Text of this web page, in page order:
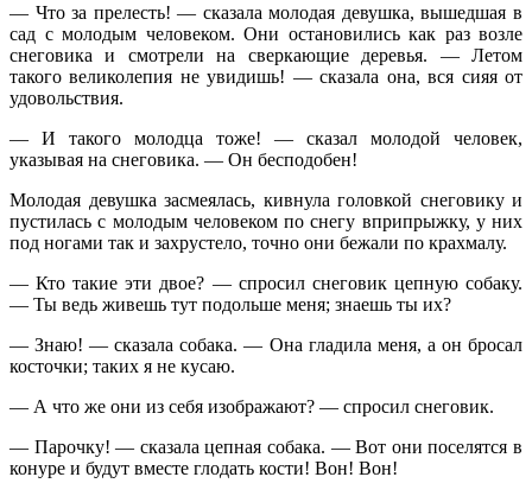
— Что за прелесть! — сказала молодая девушка, вышедшая в
сад с молодым человеком. Они остановились как раз возле
снеговика и смотрели на сверкающие деревья. — Летом
такого великолепия не увидишь! — сказала она, вся сияя от
удовольствия.
— И такого молодца тоже! — сказал молодой человек,
указывая на снеговика. — Он бесподобен!
Молодая девушка засмеялась, кивнула головкой снеговику и
пустилась с молодым человеком по снегу вприпрыжку, у них
под ногами так и захрустело, точно они бежали по крахмалу.
— Кто такие эти двое? — спросил снеговик цепную собаку.
— Ты ведь живешь тут подольше меня; знаешь ты их?
— Знаю! — сказала собака. — Она гладила меня, а он бросал
косточки; таких я не кусаю.
— А что же они из себя изображают? — спросил снеговик.
— Парочку! — сказала цепная собака. — Вот они поселятся в
конуре и будут вместе глодать кости! Вон! Вон!